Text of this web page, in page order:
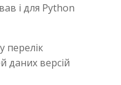
і для Python
перелік
даних версій